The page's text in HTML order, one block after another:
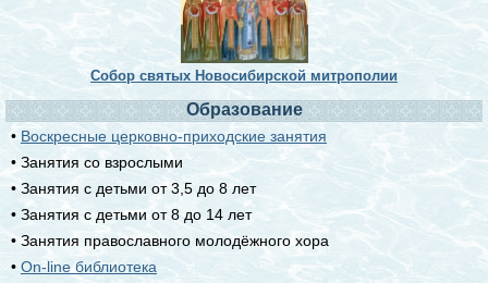
Собор святых Новосибирской митрополии
Образование
• Воскресные церковно-приходские занятия
• Занятия со взрослыми
• Занятия с детьми от 3,5 до 8 лет
• Занятия с детьми от 8 до 14 лет
• Занятия православного молодёжного хора
• On-line библиотека